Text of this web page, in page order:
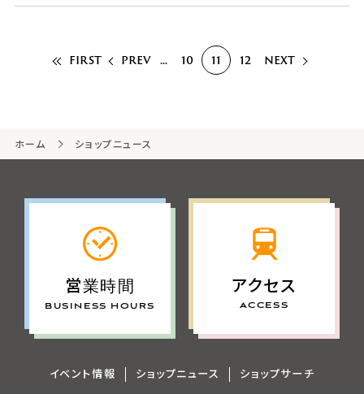
FIRST PREV ... 10 11 12 NEXT
ホーム ショップニュース
営業時間
BUSINESS HOURS
アクセス
ACCESS
イベント情報 ショップニュース ショップサーチ